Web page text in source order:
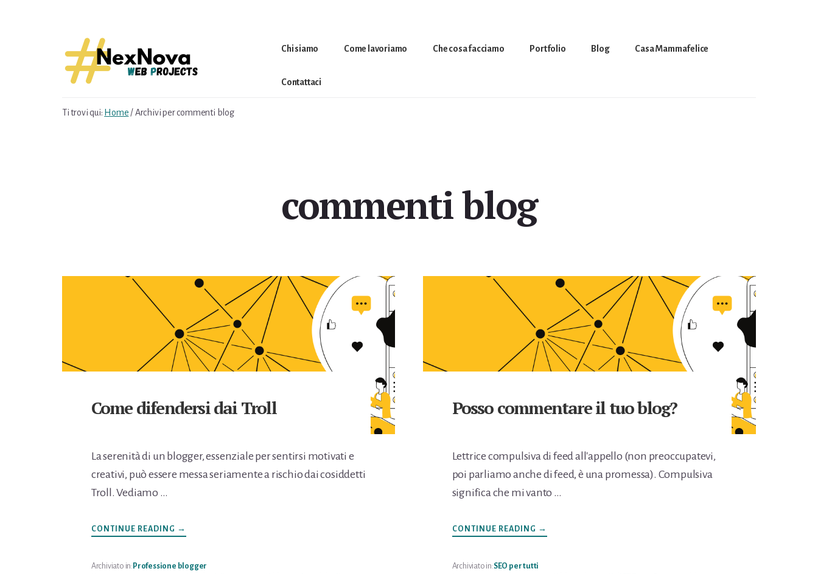
Chi siamo Come lavoriamo Che cosa facciamo Portfolio Blog Casa Mammafelice
Contattaci
Ti trovi qui: Home /Archivi per commenti blog
commenti blog
Come difendersi dai Troll
La serenità di un blogger, essenziale per sentirsi motivati e
creativi, può essere messa seriamente a rischio dai cosiddetti
Troll. Vediamo …
CONTINUE READING INFOCOME
DIFENDERSI
→
Archiviato in: Professione blogger
Posso commentare il tuo blog?
Lettrice compulsiva di feed all'appello (non preoccupatevi,
poi parliamo anche di feed, è una promessa). Compulsiva
significa che mi vanto …
CONTINUE READING INFOPOSSO
COMMENTARE
BLOG?
→
Archiviato in:SEO per tutti